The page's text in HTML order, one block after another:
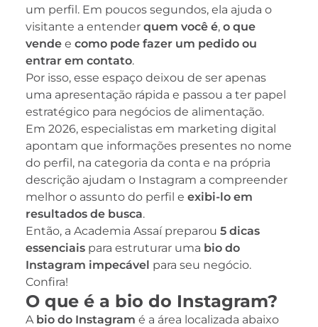
um perfil. Em poucos segundos, ela ajuda o
visitante a entender quem você é, o que
vende e como pode fazer um pedido ou
entrar em contato.
Por isso, esse espaço deixou de ser apenas
uma apresentação rápida e passou a ter papel
estratégico para negócios de alimentação.
Em 2026, especialistas em marketing digital
apontam que informações presentes no nome
do perfil, na categoria da conta e na própria
descrição ajudam o Instagram a compreender
melhor o assunto do perfil e exibi-lo em
resultados de busca.
Então, a Academia Assaí preparou 5 dicas
essenciais para estruturar uma bio do
Instagram impecável para seu negócio.
Confira!
O que é a bio do Instagram?
A bio do Instagram é a área localizada abaixo